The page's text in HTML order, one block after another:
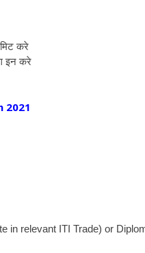
करे
इन करे
2021
in relevant ITI Trade) or